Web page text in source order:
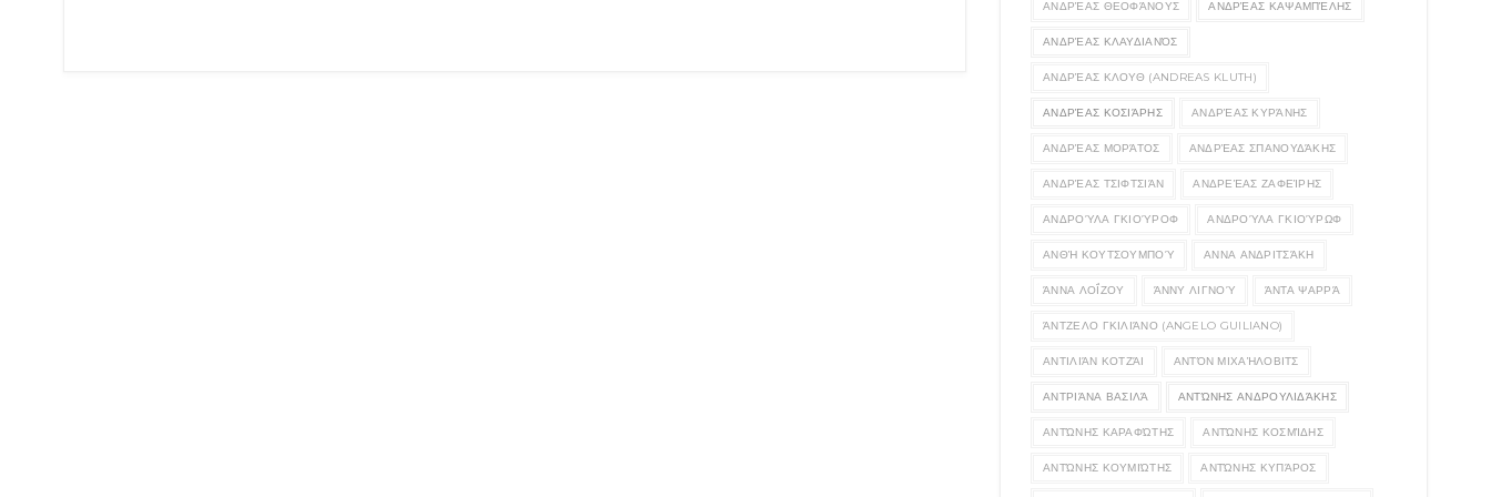
ΑΝΔΡΈΑΣ ΘΕΟΦΆΝΟΥΣ ΑΝΔΡΈΑΣ ΚΑΨΑΜΠΈΛΗΣ
ΑΝΔΡΈΑΣ ΚΛΑΥΔΙΑΝΌΣ
ΑΝΔΡΈΑΣ ΚΛΟΥΘ (ANDREAS KLUTH)
ΑΝΔΡΈΑΣ ΚΟΣΙΆΡΗΣ ΑΝΔΡΈΑΣ ΚΥΡΆΝΗΣ
ΑΝΔΡΈΑΣ ΜΟΡΆΤΟΣ ΑΝΔΡΈΑΣ ΣΠΑΝΟΥΔΆΚΗΣ
ΑΝΔΡΈΑΣ ΤΣΙΦΤΣΙΆΝ ΑΝΔΡΕΈΑΣ ΖΑΦΕΊΡΗΣ
ΑΝΔΡΟΎΛΑ ΓΚΙΟΎΡΟΦ ΑΝΔΡΟΎΛΑ ΓΚΙΟΎΡΩΦ
ΑΝΘΉ ΚΟΥΤΣΟΥΜΠΟΎ ΑΝΝΑ ΑΝΔΡΙΤΣΆΚΗ
ΆΝΝΑ ΛΟΪ́ΖΟΥ ΆΝΝΥ ΛΙΓΝΟΎ ΆΝΤΑ ΨΑΡΡΆ
ΆΝΤΖΕΛΟ ΓΚΙΛΙΆΝΟ (ANGELO GUILIANO)
ΑΝΤΙΛΙΆΝ ΚΟΤΖΆΙ ΑΝΤΌΝ ΜΙΧΑΉΛΟΒΙΤΣ
ΑΝΤΡΙΆΝΑ ΒΑΣΙΛΆ ΑΝΤΏΝΗΣ ΑΝΔΡΟΥΛΙΔΆΚΗΣ
ΑΝΤΏΝΗΣ ΚΑΡΑΦΏΤΗΣ ΑΝΤΏΝΗΣ ΚΟΣΜΊΔΗΣ
ΑΝΤΏΝΗΣ ΚΟΥΜΙΏΤΗΣ ΑΝΤΏΝΗΣ ΚΥΠΆΡΟΣ